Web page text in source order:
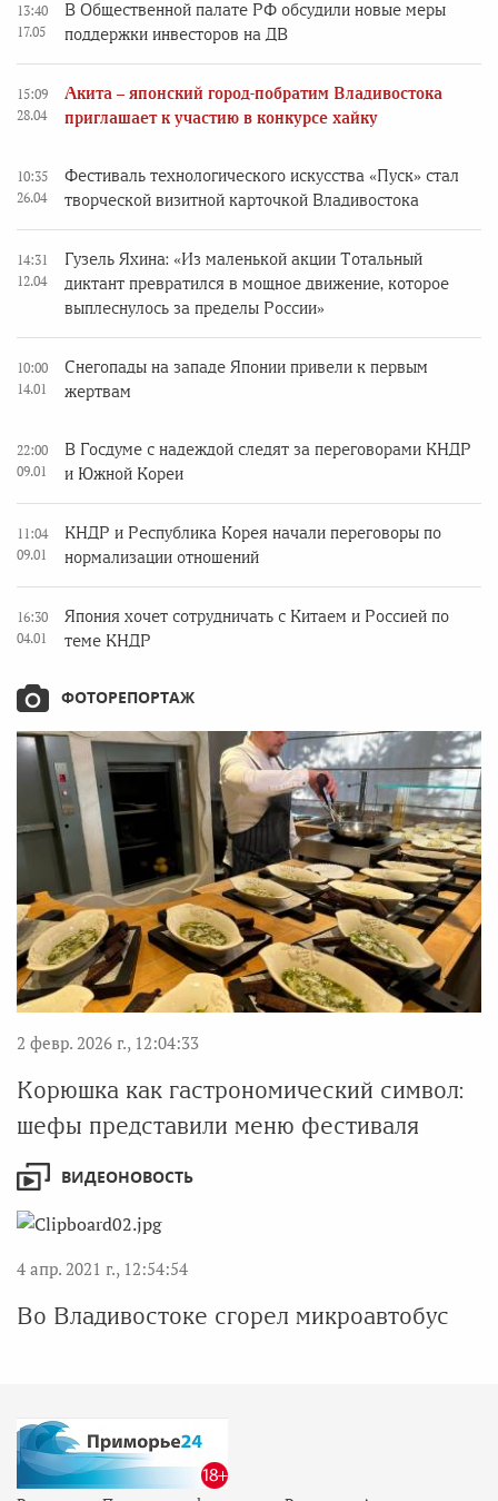
13:40
17.05
В Общественной палате РФ обсудили новые меры
поддержки инвесторов на ДВ
15:09
28.04
Акита – японский город-побратим Владивостока
приглашает к участию в конкурсе хайку
10:35
26.04
Фестиваль технологического искусства «Пуск» стал
творческой визитной карточкой Владивостока
14:31
12.04
Гузель Яхина: «Из маленькой акции Тотальный
диктант превратился в мощное движение, которое
выплеснулось за пределы России»
10:00
14.01
Снегопады на западе Японии привели к первым
жертвам
22:00
09.01
В Госдуме с надеждой следят за переговорами КНДР
и Южной Кореи
11:04
09.01
КНДР и Республика Корея начали переговоры по
нормализации отношений
16:30
04.01
Япония хочет сотрудничать с Китаем и Россией по
теме КНДР
ФОТОРЕПОРТАЖ
2 февр. 2026 г., 12:04:33
Корюшка как гастрономический символ:
шефы представили меню фестиваля
ВИДЕОНОВОСТЬ
4 апр. 2021 г., 12:54:54
Во Владивостоке сгорел микроавтобус